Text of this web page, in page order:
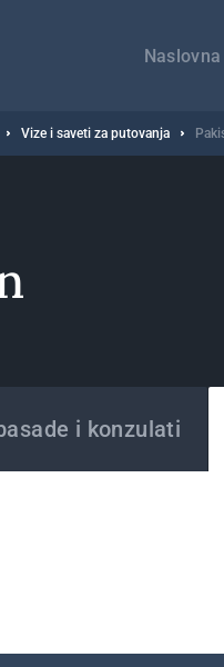
Naslovna
Vize i saveti za putovanja
i konzulati